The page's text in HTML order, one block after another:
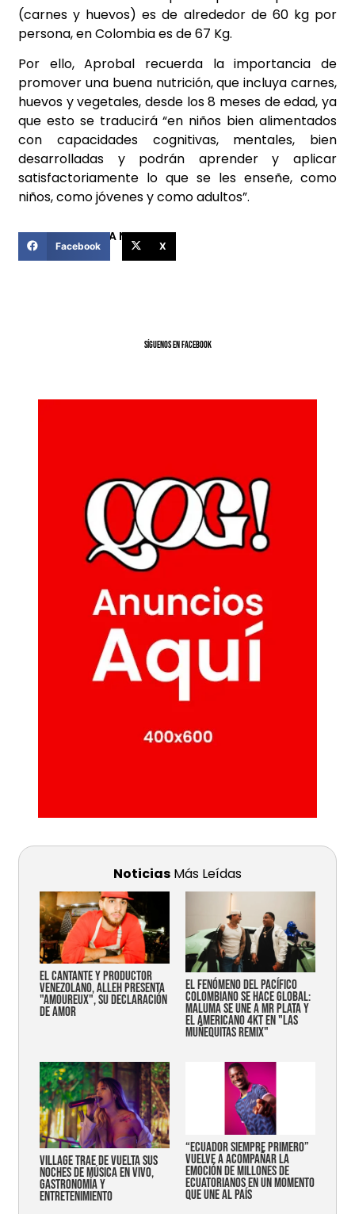
(carnes y huevos) es de alrededor de 60 kg por
persona, en Colombia es de 67 Kg.
Por ello, Aprobal recuerda la importancia de
promover una buena nutrición, que incluya carnes,
huevos y vegetales, desde los 8 meses de edad, ya
que esto se traducirá “en niños bien alimentados
con capacidades cognitivas, mentales, bien
desarrolladas y podrán aprender y aplicar
satisfactoriamente lo que se les enseñe, como
niños, como jóvenes y como adultos”.
COMPARTIR ESTA NOTICIA
Facebook X
SíGUENOS EN FACEBOOK
Noticias Más Leídas
EL CANTANTE Y PRODUCTOR
VENEZOLANO, ALLEH PRESENTA
"AMOUREUX", SU DECLARACIÓN
DE AMOR
EL FENÓMENO DEL PACÍFICO
COLOMBIANO SE HACE GLOBAL:
MALUMA SE UNE A MR PLATA Y
EL AMERICANO 4KT EN "LAS
MUÑEQUITAS REMIX"
Village trae de vuelta sus
noches de música en vivo,
gastronomía y
entretenimiento
“Ecuador siempre primero”
vuelve a acompañar la
emoción de millones de
ecuatorianos en un momento
que une al país